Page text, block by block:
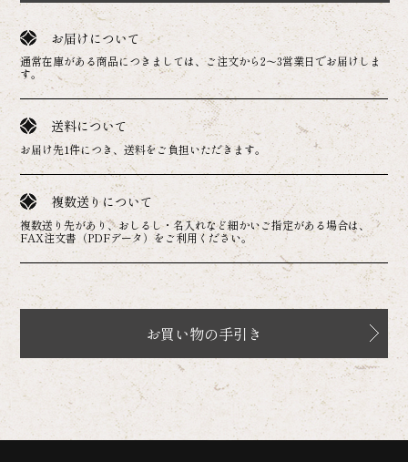
お届けについて
通常在庫がある商品につきましては、ご注文から2～3営業日でお届けしま
す。
送料について
お届け先1件につき、送料をご負担いただきます。
複数送りについて
複数送り先があり、おしるし・名入れなど細かいご指定がある場合は、
FAX注文書（PDFデータ）をご利用ください。
お買い物の手引き